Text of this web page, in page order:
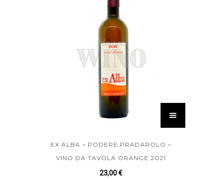
EX ALBA – PODERE PRADAROLO –
VINO DA TAVOLA ORANGE 2021
23,00€